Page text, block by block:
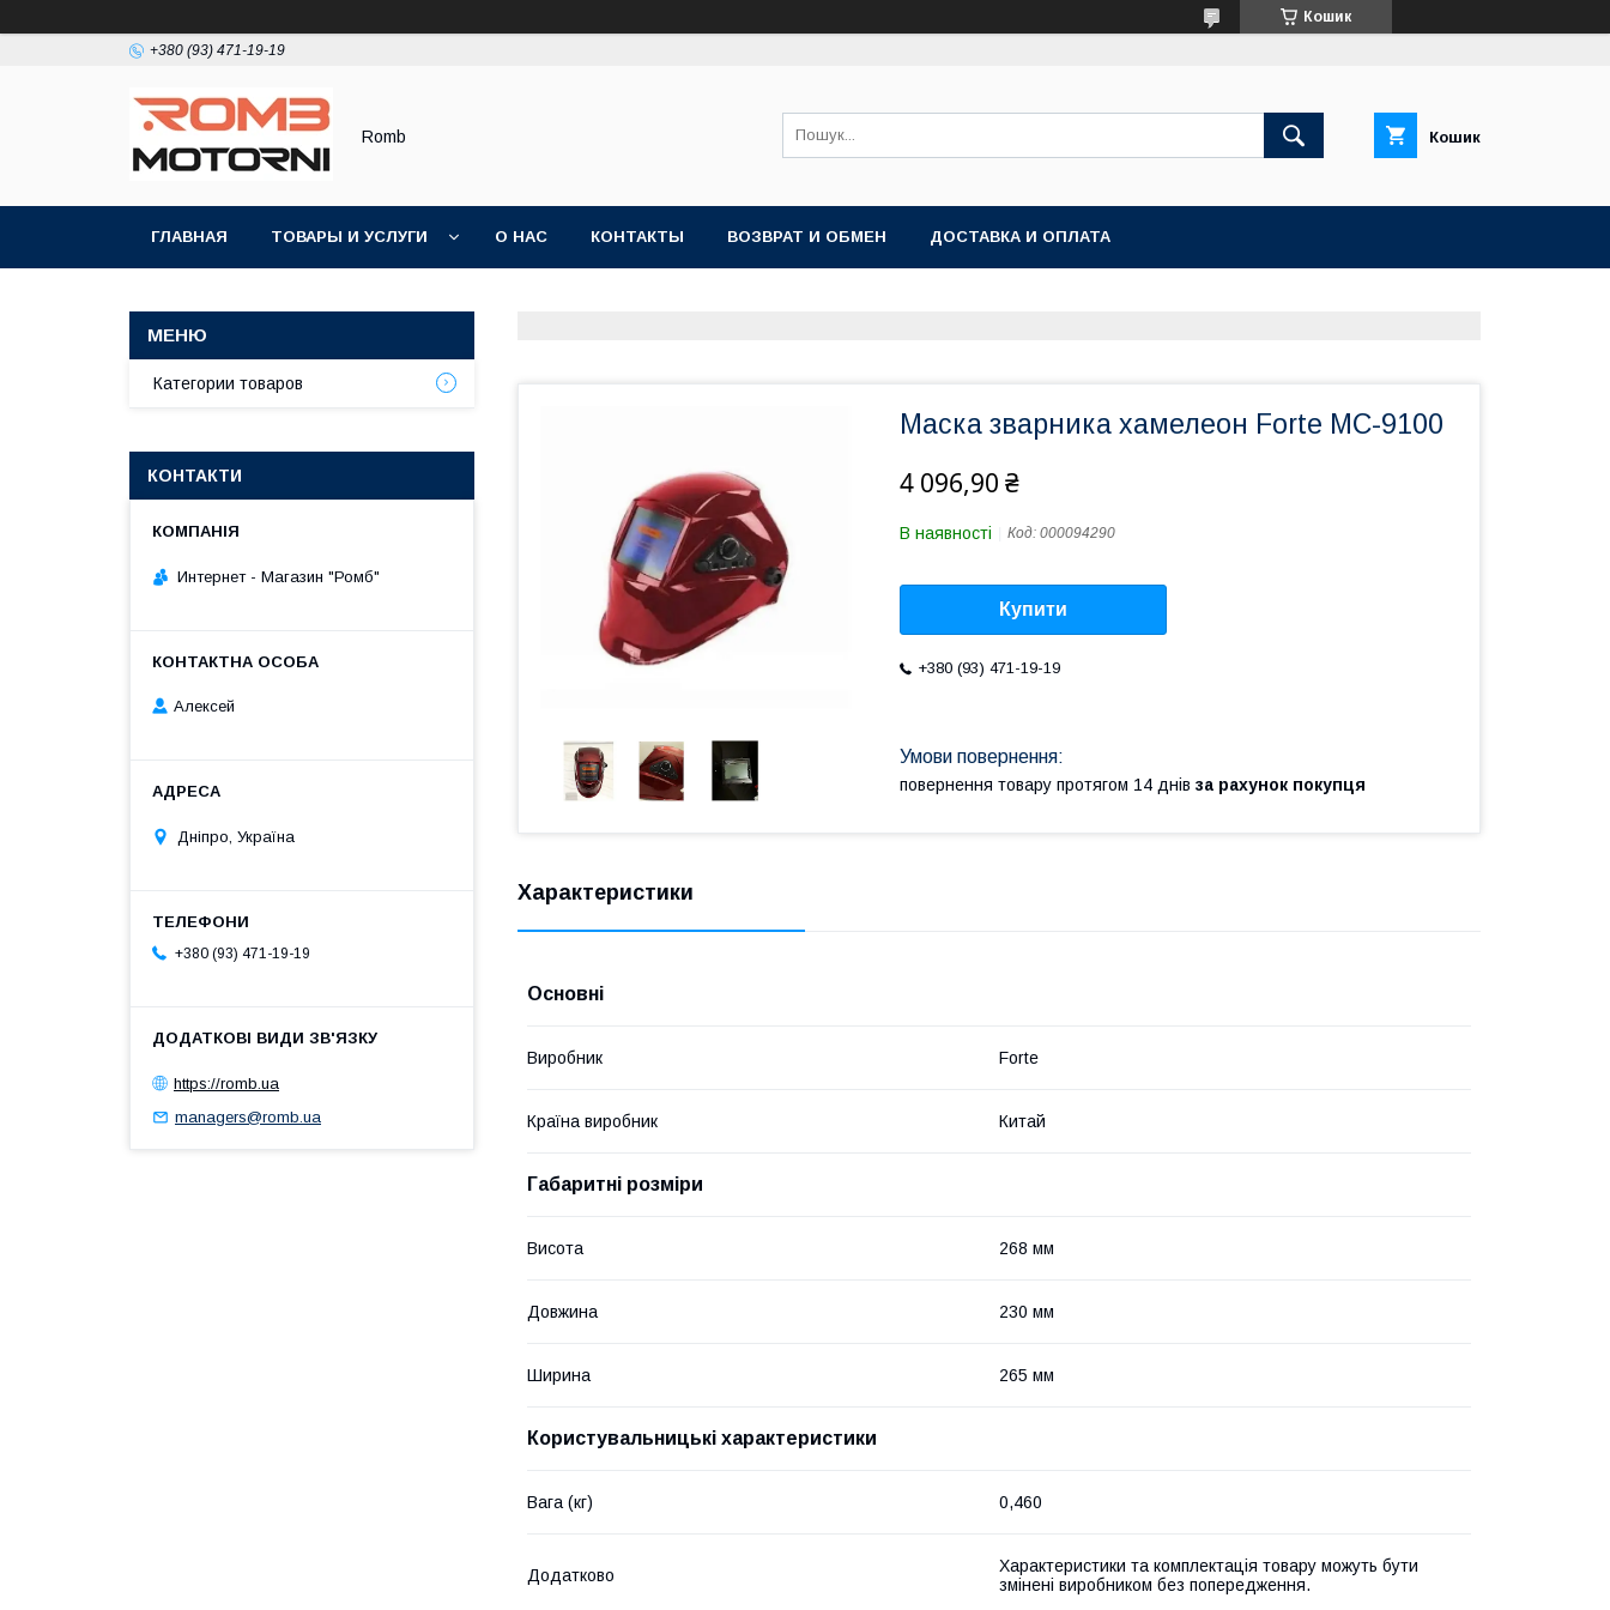
Кошик
+380 (93) 471-19-19
Romb Кошик
ГЛАВНАЯ ТОВАРЫ И УСЛУГИ О НАС КОНТАКТЫ ВОЗВРАТ И ОБМЕН ДОСТАВКА И ОПЛАТА
Маска зварника хамелеон Forte MC-9100
4 096,90 ₴
В наявності Код: 000094290
Купити
+380 (93) 471-19-19
повернення товару протягом 14 днів за рахунок покупця
Характеристики
Основні
Виробник Forte
Країна виробник Китай
Габаритні розміри
Висота 268 мм
Довжина 230 мм
Ширина 265 мм
Користувальницькі характеристики
Вага (кг) 0,460
Додатково
Характеристики та комплектація товару можуть бути
змінені виробником без попередження.
Категории товаров
КОНТАКТИ
Интернет - Магазин "Ромб"
Алексей
Дніпро, Україна
+380 (93) 471-19-19
https://romb.ua
managers@romb.ua